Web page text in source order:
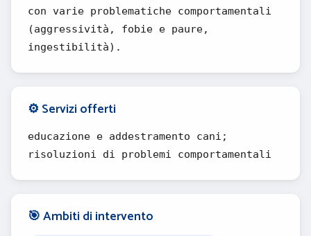
con varie problematiche comportamentali
(aggressività, fobie e paure,
ingestibilità).
⚙️ Servizi offerti
educazione e addestramento cani;
risoluzioni di problemi comportamentali
🎯 Ambiti di intervento